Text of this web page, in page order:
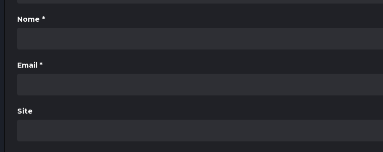
Nome *
Email *
Site